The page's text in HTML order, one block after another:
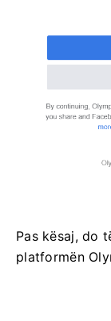
Pas kësaj, do
platformën